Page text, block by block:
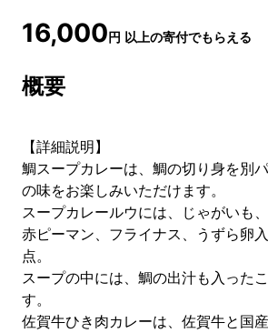
16,000円 以上の寄付でもらえる
概要
【詳細説明】
鯛スープカレーは、鯛の切り身を別
の味をお楽しみいただけます。
スープカレールウには、じゃがいも、
赤ピーマン、フライナス、うずら卵
点。
スープの中には、鯛の出汁も入った
す。
佐賀牛ひき肉カレーは、佐賀牛と国